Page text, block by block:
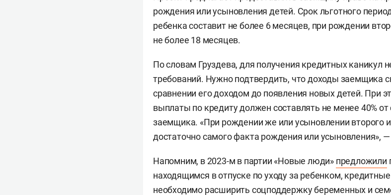
рождения или усыновления детей. Срок льготного
ребенка составит не более 6 месяцев, при рождении
не более 18 месяцев.
По словам Груздева, для получения кредитных каникул
требований. Нужно подтвердить, что доходы заемщика
сравнении его доходом до появления новых детей. При
выплаты по кредиту должен составлять не менее 40%
заемщика. «При рождении же или усыновлении второго
достаточно самого факта рождения или усыновления»,
Напомним, в 2023-м в партии «Новые люди» предложили
находящимся в отпуске по уходу за ребенком,
необходимо расширить соцподдержку беременных и